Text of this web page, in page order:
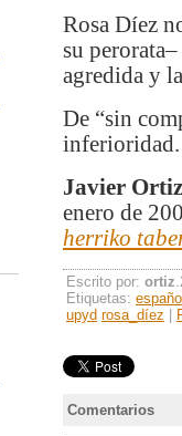
Rosa Díez
su
agredida y
De “sin
inferioridad.
Javier Ortiz
enero de
herriko
Escrito por: ortiz
Etiquetas:
upyd rosa_díez
Comentarios